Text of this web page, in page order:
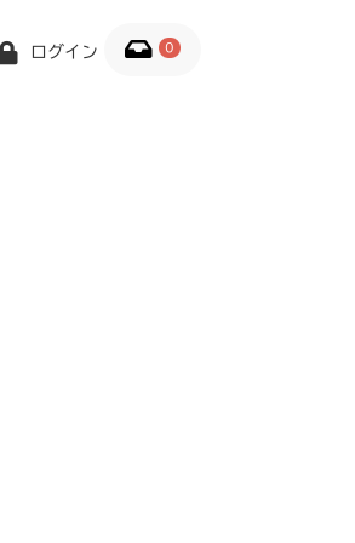
ログイン 0